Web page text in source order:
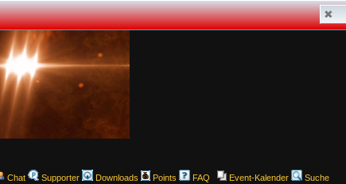
✖
Chat Supporter Downloads Points FAQ Event-Kalender Suche